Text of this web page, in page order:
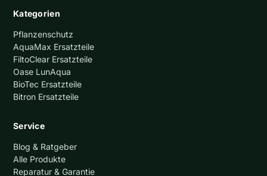
Kategorien
Pflanzenschutz
AquaMax Ersatzteile
FiltoClear Ersatzteile
Oase LunAqua
BioTec Ersatzteile
Bitron Ersatzteile
Service
Blog & Ratgeber
Alle Produkte
Reparatur & Garantie